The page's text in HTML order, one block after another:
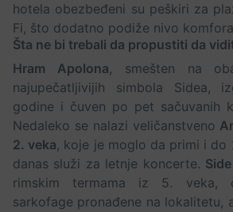
hotela obezbeđeni su peškiri za
Fi, što dodatno podiže nivo
Šta ne bi trebali da propustiti da
Hram Apolona, smešten na
najupečatljivijih simbola Sidea,
godine i čuven po pet sačuvanih
Nedaleko se nalazi veličanstveno
2. veka, koje je moglo da primi i do
danas služi za letnje koncerte.
rimskim termama iz 5. veka,
sarkofage pronađene na lokalitetu,